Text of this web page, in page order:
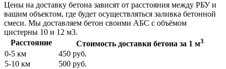
Цены на доставку бетона зависят от расстояния между РБУ и
вашим объектом, где будет осуществляться заливка бетонной
смеси. Мы доставляем бетон своими АБС с объёмом
цистерны 10 и 12 м3.
Расстояние
Стоимость доставки бетона за 1 м3
0-5 км
450 руб.
5-10 км
500 руб.